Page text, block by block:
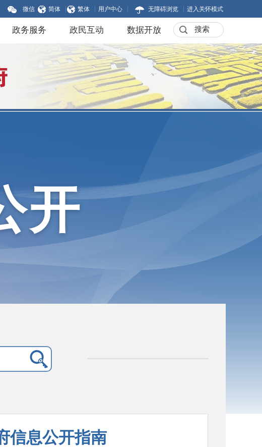
微信 简体 繁体 用户中心 无障碍浏览 进入关怀模式
政务服务 政民互动 数据开放
开
信息公开指南